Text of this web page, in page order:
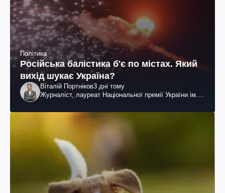
Політика
Російська балістика б'є по містах. Який
вихід шукає Україна?
Віталій Портніков3 дні тому
Журналіст, лауреат Національної премії України ім.